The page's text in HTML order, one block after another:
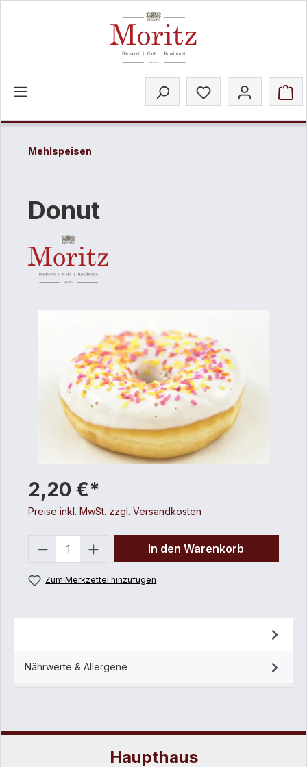
Mehlspeisen
Donut
2,20 €*
Preise inkl. MwSt. zzgl. Versandkosten
In den Warenkorb
Zum Merkzettel hinzufügen
Nährwerte & Allergene
Haupthaus